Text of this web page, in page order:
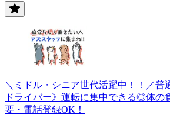
＼ミドル・シニア世代活躍中！！／普
ドライバー》運転に集中できる◎体の
要・電話登録OK！